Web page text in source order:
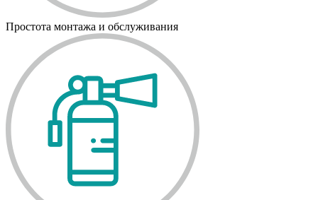
Простота монтажа и обслуживания